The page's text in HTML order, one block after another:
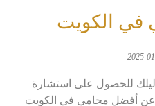
في الكويت
2025-
للحصول على استشارة
عن أفضل محامي في الكويت